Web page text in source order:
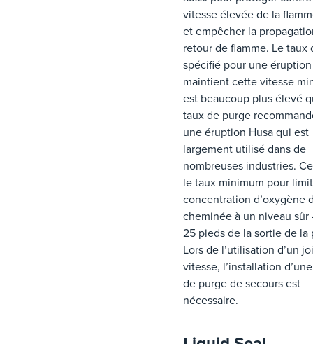
vitesse élevée de la
et empêcher la
retour de flamme. Le taux
spécifié pour une éruption
maintient cette vitesse
est beaucoup plus élevé
taux de purge
une éruption Husa qui est
largement utilisé dans de
nombreuses industries.
le taux minimum pour
concentration d’oxygène
cheminée à un niveau sûr
25 pieds de la sortie de la
Lors de l’utilisation d’un
vitesse, l’installation
de purge de secours est
nécessaire.